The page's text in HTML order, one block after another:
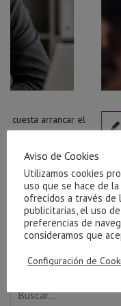
el Ayuda
Aviso de Cookies
Utilizamos cookies
uso que se hace de
ofrecidos a través de
publicitarias, el uso
preferencias de
consideramos que
Configuración de